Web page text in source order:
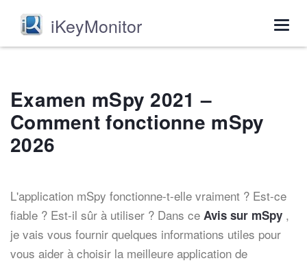
iKeyMonitor
Examen mSpy 2021 –
Comment fonctionne mSpy
2026
L'application mSpy fonctionne-t-elle vraiment ? Est-ce
fiable ? Est-il sûr à utiliser ? Dans ce Avis sur mSpy ,
je vais vous fournir quelques informations utiles pour
vous aider à choisir la meilleure application de